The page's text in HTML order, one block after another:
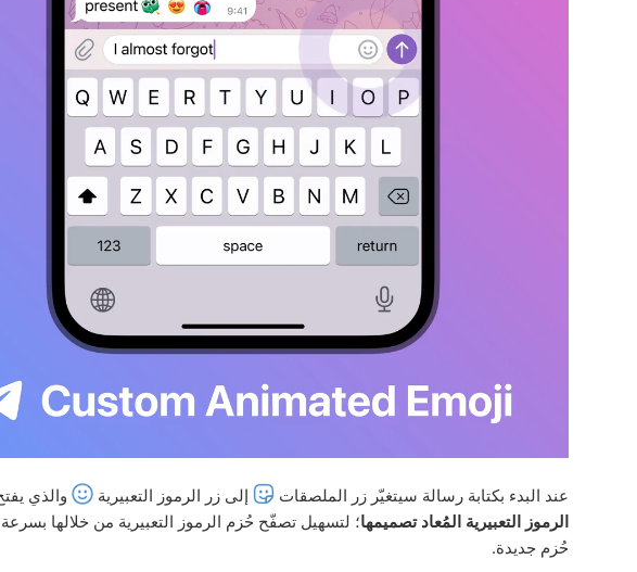
عند البدء بكتابة رسالة سيتغيّر زر الملصقات إلى زر الرموز التعبيرية
والذي
الرموز التعبيرية المُعاد تصميمها؛ لتسهيل تصفّح حُزم الرموز التعبيرية من خلالها
حُزم جديدة.